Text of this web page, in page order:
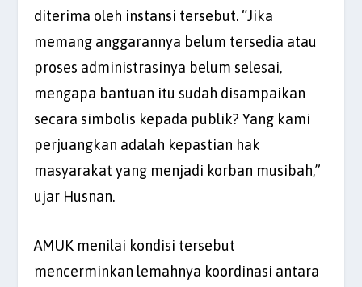
diterima oleh instansi tersebut. “Jika
memang anggarannya belum tersedia atau
proses administrasinya belum selesai,
mengapa bantuan itu sudah disampaikan
secara simbolis kepada publik? Yang kami
perjuangkan adalah kepastian hak
masyarakat yang menjadi korban musibah,”
ujar Husnan.
AMUK menilai kondisi tersebut
mencerminkan lemahnya koordinasi antara